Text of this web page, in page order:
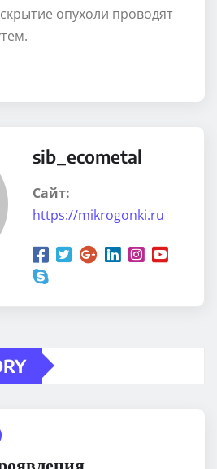
опухоли проводят
sib_ecometal
Сайт:
https://mikrogonki.ru